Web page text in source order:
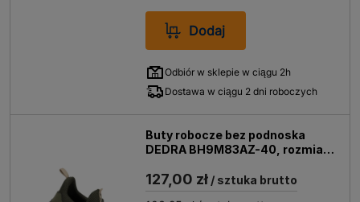
Dodaj
Odbiór w sklepie w ciągu 2h
Dostawa w ciągu 2 dni roboczych
Buty robocze bez podnoska
DEDRA BH9M83AZ-40, rozmiar
127,00 zł / sztuka brutto